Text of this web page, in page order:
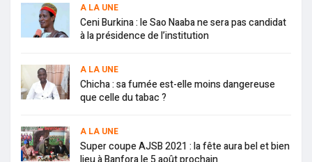
A LA UNE
Ceni Burkina : le Sao Naaba ne sera pas candidat
à la présidence de l’institution
A LA UNE
Chicha : sa fumée est-elle moins dangereuse
que celle du tabac ?
A LA UNE
Super coupe AJSB 2021 : la fête aura bel et bien